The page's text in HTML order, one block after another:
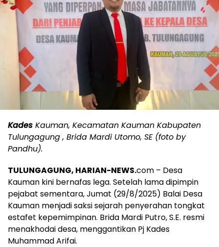
Kades Kauman, Kecamatan Kauman Kabupaten
Tulungagung , Brida Mardi Utomo, SE (foto by
Pandhu).
TULUNGAGUNG, HARIAN-NEWS.com – Desa
Kauman kini bernafas lega. Setelah lama dipimpin
pejabat sementara, Jumat (29/8/2025) Balai Desa
Kauman menjadi saksi sejarah penyerahan tongkat
estafet kepemimpinan. Brida Mardi Putro, S.E. resmi
menakhodai desa, menggantikan Pj Kades
Muhammad Arifai.